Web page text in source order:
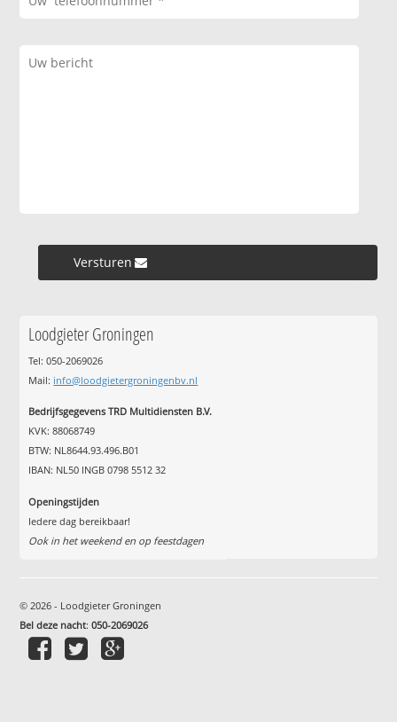
Versturen »
Loodgieter Groningen
Tel: 050-2069026
Mail: info@loodgietergroningenbv.nl
Bedrijfsgegevens TRD Multidiensten B.V.
KVK: 88068749
BTW: NL8644.93.496.B01
IBAN: NL50 INGB 0798 5512 32
Openingstijden
Iedere dag bereikbaar!
Ook in het weekend en op feestdagen
© 2026 - Loodgieter Groningen
Bel deze nacht:050-2069026